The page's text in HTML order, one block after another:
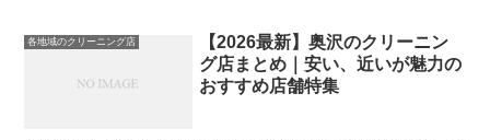
各地域のクリーニング店
【2026最新】奥沢のクリーニン
グ店まとめ｜安い、近いが魅力の
おすすめ店舗特集